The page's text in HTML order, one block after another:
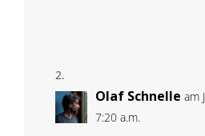
Olaf Schnelle am
7:20 a.m.